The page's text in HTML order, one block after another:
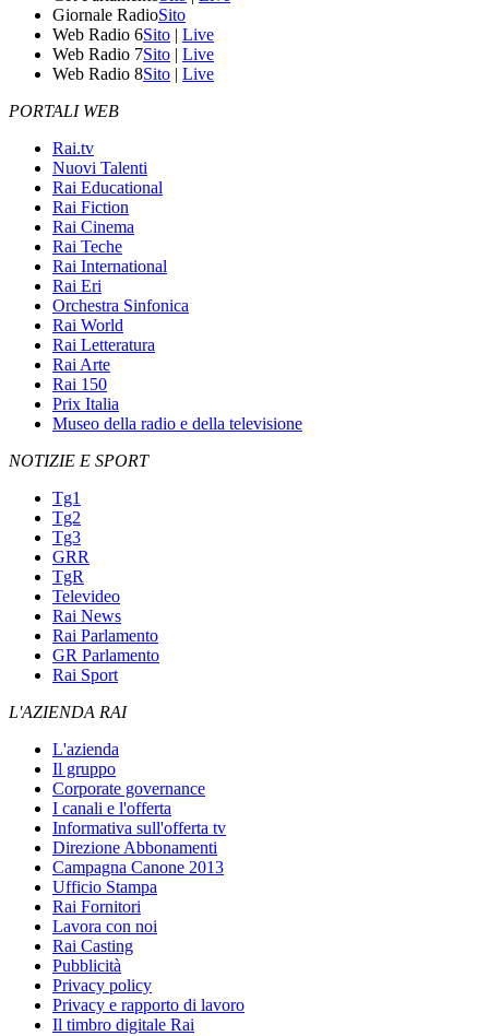
Giornale RadioSito
Web Radio 6Sito | Live
Web Radio 7Sito | Live
Web Radio 8Sito | Live
PORTALI WEB
Rai.tv
Nuovi Talenti
Rai Educational
Rai Fiction
Rai Cinema
Rai Teche
Rai International
Rai Eri
Orchestra Sinfonica
Rai World
Rai Letteratura
Rai Arte
Rai 150
Prix Italia
Museo della radio e della televisione
NOTIZIE E SPORT
Tg1
Tg2
Tg3
GRR
TgR
Televideo
Rai News
Rai Parlamento
GR Parlamento
Rai Sport
L'AZIENDA RAI
L'azienda
Il gruppo
Corporate governance
I canali e l'offerta
Informativa sull'offerta tv
Direzione Abbonamenti
Campagna Canone 2013
Ufficio Stampa
Rai Fornitori
Lavora con noi
Rai Casting
Pubblicità
Privacy policy
Privacy e rapporto di lavoro
Il timbro digitale Rai